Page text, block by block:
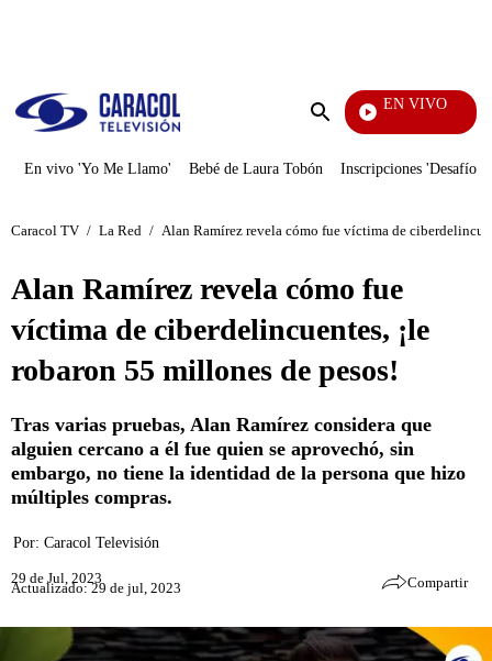
Enviar
EN VIVO
También Caerás
En vivo 'Yo Me Llamo' Bebé de Laura Tobón Inscripciones 'Desafío'
Caracol TV / La Red / Alan Ramírez revela cómo fue víctima de
Alan Ramírez revela cómo fue
víctima de ciberdelincuentes, ¡le
robaron 55 millones de pesos!
Tras varias pruebas, Alan Ramírez considera que
alguien cercano a él fue quien se aprovechó, sin
embargo, no tiene la identidad de la persona que hizo
múltiples compras.
Por: Caracol Televisión
29 de Jul, 2023
Actualizado: 29 de jul, 2023 Compartir